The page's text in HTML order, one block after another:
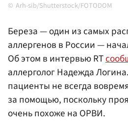
Arh-sib/Shutterstock/FOTODOM
Береза — один из самых
аллергенов в России —
Об этом в интервью RT
аллерголог Надежда
пациенты не всегда
за помощью, поскольку
очень похоже на ОРВИ.